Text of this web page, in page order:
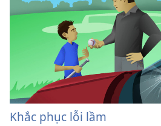
Khắc phục lỗi lầm